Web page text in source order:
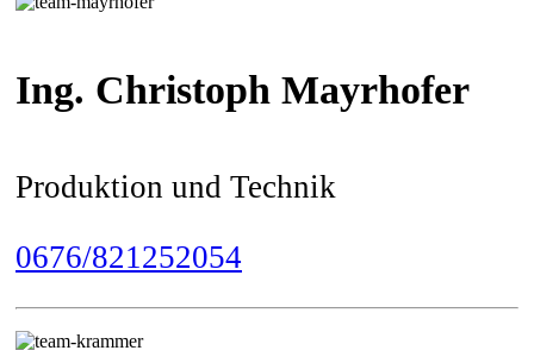
Ing. Christoph Mayrhofer
Produktion und Technik
0676/821252054